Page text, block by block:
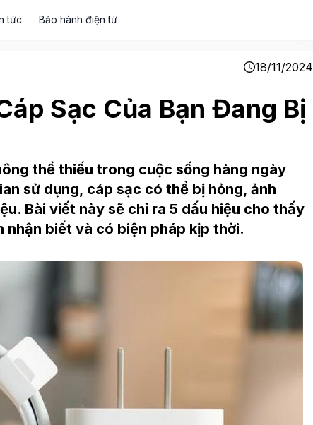
tức Bảo hành điện tử
18/11/2024
Sạc Của Bạn Đang Bị
thể thiếu trong cuộc sống hàng ngày
sử dụng, cáp sạc có thể bị hỏng, ảnh
Bài viết này sẽ chỉ ra 5 dấu hiệu cho thấy
nhận biết và có biện pháp kịp thời.